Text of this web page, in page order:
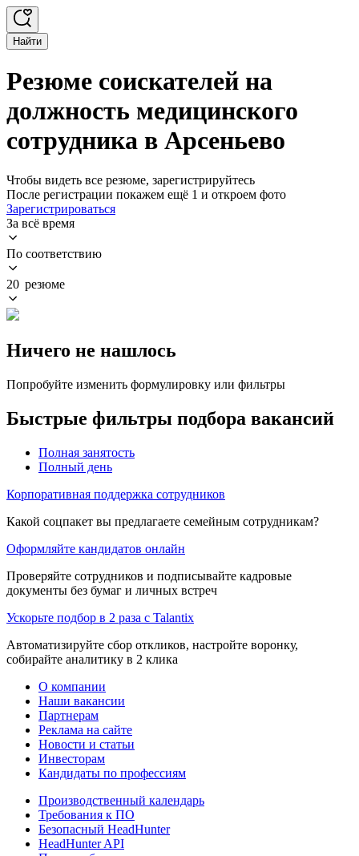
Найти
Резюме соискателей на
должность медицинского
сотрудника в Арсеньево
Чтобы видеть все резюме, зарегистрируйтесь
После регистрации покажем ещё 1 и откроем фото
Зарегистрироваться
За всё время
По соответствию
20 резюме
Ничего не нашлось
Попробуйте изменить формулировку или фильтры
Быстрые фильтры подбора вакансий
Полная занятость
Полный день
Корпоративная поддержка сотрудников
Какой соцпакет вы предлагаете семейным сотрудникам?
Оформляйте кандидатов онлайн
Проверяйте сотрудников и подписывайте кадровые
документы без бумаг и личных встреч
Ускорьте подбор в 2 раза с Talantix
Автоматизируйте сбор откликов, настройте воронку,
собирайте аналитику в 2 клика
О компании
Наши вакансии
Партнерам
Реклама на сайте
Новости и статьи
Инвесторам
Кандидаты по профессиям
Производственный календарь
Требования к ПО
Безопасный HeadHunter
HeadHunter API